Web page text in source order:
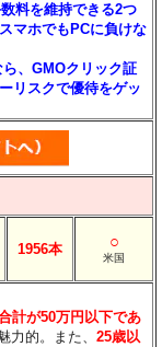
料を維持できる2つ
マホでもPCに負けな
、GMOクリック証
リスクで優待をゲッ
1956本 ○
米国
計が50万円以下であ
力的。また、25歳以